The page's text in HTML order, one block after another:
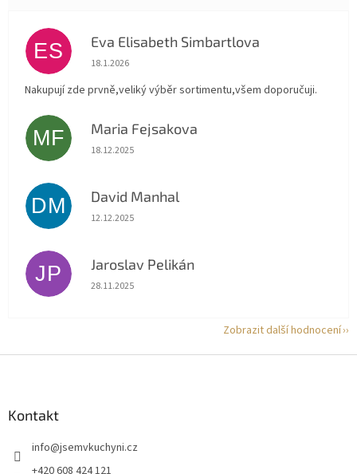
ES Eva Elisabeth Simbartlova
Hodnocení obchodu je 5 z 5 hvězdiček.
18.1.2026
Nakupují zde prvně,veliký výběr sortimentu,všem doporučuji.
MF Maria Fejsakova
Hodnocení obchodu je 5 z 5 hvězdiček.
18.12.2025
DM David Manhal
Hodnocení obchodu je 5 z 5 hvězdiček.
12.12.2025
JP Jaroslav Pelikán
Hodnocení obchodu je 5 z 5 hvězdiček.
28.11.2025
Zobrazit další hodnocení
Kontakt
info@jsemvkuchyni.cz